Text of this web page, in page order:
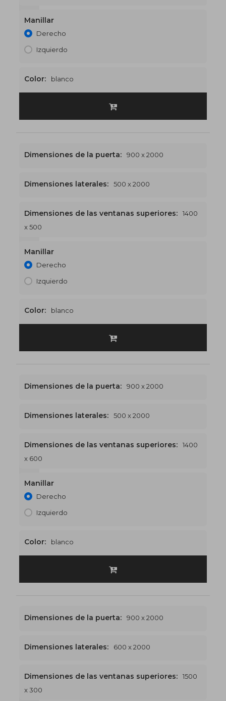
Manillar
Derecho
Izquierdo
Color: blanco
Dimensiones de la puerta: 900 x 2000
Dimensiones laterales: 500 x 2000
Dimensiones de las ventanas superiores:
1400
x 500
Manillar
Derecho
Izquierdo
Color: blanco
Dimensiones de la puerta: 900 x 2000
Dimensiones laterales: 500 x 2000
Dimensiones de las ventanas superiores:
1400
x 600
Manillar
Derecho
Izquierdo
Color: blanco
Dimensiones de la puerta: 900 x 2000
Dimensiones laterales: 600 x 2000
Dimensiones de las ventanas superiores:
1500
x 300